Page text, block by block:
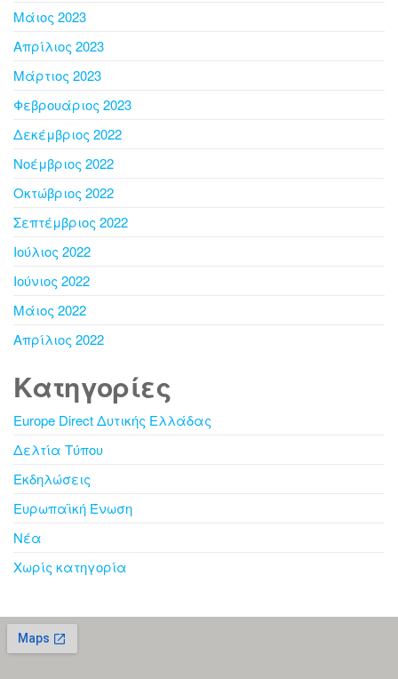
Μάιος 2023
Απρίλιος 2023
Μάρτιος 2023
Φεβρουάριος 2023
Δεκέμβριος 2022
Νοέμβριος 2022
Οκτώβριος 2022
Σεπτέμβριος 2022
Ιούλιος 2022
Ιούνιος 2022
Μάιος 2022
Απρίλιος 2022
Kατηγορίες
Europe Direct Δυτικής Ελλάδας
Δελτία Τύπου
Εκδηλώσεις
Ευρωπαϊκή Ένωση
Νέα
Χωρίς κατηγορία